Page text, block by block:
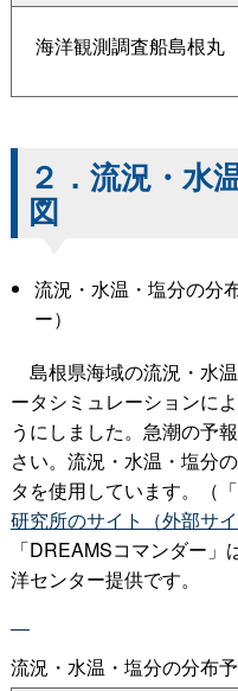
海洋観測調査船島根丸
２．流況・水
図
流況・水温・塩分の分
ー）
島根県海域の流況・水
ータシミュレーションに
うにしました。急潮の予
さい。流況・水温・塩分
タを使用しています。（
研究所のサイト（外部サイ
「DREAMSコマンダー
洋センター提供です。
流況・水温・塩分の分布